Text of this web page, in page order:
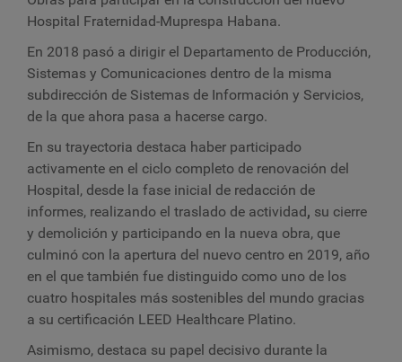
Hospital Fraternidad-Muprespa Habana.
En 2018 pasó a dirigir el Departamento de Producción,
Sistemas y Comunicaciones dentro de la misma
subdirección de Sistemas de Información y Servicios,
de la que ahora pasa a hacerse cargo.
En su trayectoria destaca haber participado
activamente en el ciclo completo de renovación del
Hospital, desde la fase inicial de redacción de
informes, realizando el traslado de actividad, su cierre
y demolición y participando en la nueva obra, que
culminó con la apertura del nuevo centro en 2019, año
en el que también fue distinguido como uno de los
cuatro hospitales más sostenibles del mundo gracias
a su certificación LEED Healthcare Platino.
Asimismo, destaca su papel decisivo durante la